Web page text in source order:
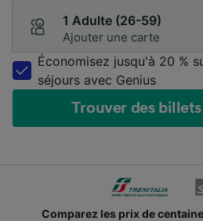
1 Adulte (26-59)
Ajouter une carte
Économisez jusqu'à 20 %
séjours avec Genius
Trouver des
Comparez les prix de